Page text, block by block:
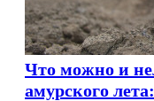
Что можно и
амурского